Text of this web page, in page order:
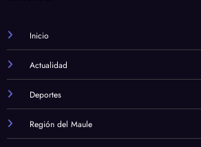
Inicio
Actualidad
Deportes
Región del Maule